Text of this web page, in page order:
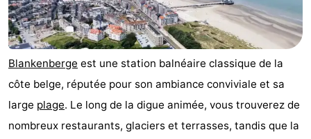
Stationnement
Adresses
Médicales
Région
Zeeland
Walcheren
-
Blankenberge est une station balnéaire classique de la
côte belge, réputée pour son ambiance conviviale et sa
large plage. Le long de la digue animée, vous trouverez de
nombreux restaurants, glaciers et terrasses, tandis que la